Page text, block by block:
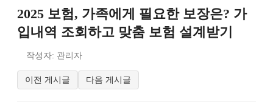
2025 보험, 가족에게 필요한 보장은? 가
입내역 조회하고 맞춤 보험 설계받기
작성자: 관리자
이전 게시글 다음 게시글